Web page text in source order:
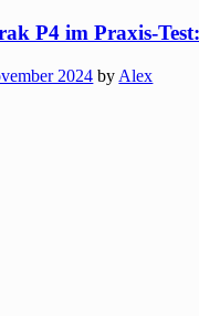
P4 im Praxis-
2024 by Alex